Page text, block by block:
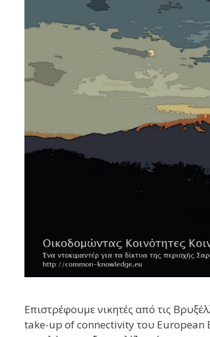
Επιστρέφουμε νικητές από τις
take-up of connectivity του European